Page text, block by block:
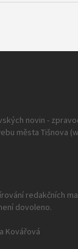
novin -
města Tišnova
redakčních
dovoleno.
Kovářová